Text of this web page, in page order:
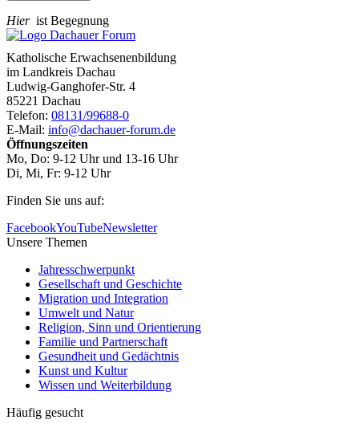
Hierist Begegnung
Katholische Erwachsenenbildung
im Landkreis Dachau
Ludwig-Ganghofer-Str. 4
85221 Dachau
Telefon: 08131/99688-0
E-Mail: info@dachauer-forum.de
Öffnungszeiten
Mo, Do: 9-12 Uhr und 13-16 Uhr
Di, Mi, Fr: 9-12 Uhr
Finden Sie uns auf:
FacebookYouTubeNewsletter
Unsere Themen
Jahresschwerpunkt
Gesellschaft und Geschichte
Migration und Integration
Umwelt und Natur
Religion, Sinn und Orientierung
Familie und Partnerschaft
Gesundheit und Gedächtnis
Kunst und Kultur
Wissen und Weiterbildung
Häufig gesucht